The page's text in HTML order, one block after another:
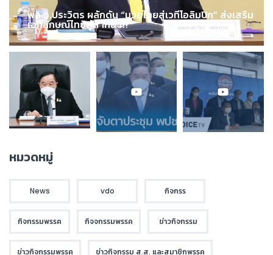
พล.อ.ประวิตร ผลักดัน “มวยไทยสู่เวทีโอลิมปิก” ส่งเสริม
เอกลักษณ์ไทยสู่สากล !!!
หมวดหมู่
News vdo กิจกรร
กิจกรรมพรรค กิจจกรรมพรรค ข่าวกิจกรรม
ข่าวกิจกรรมพรรค ข่าวกิจกรรม ส.ส. และสมาชิกพรรค